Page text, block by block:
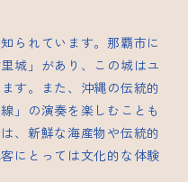
られています。那覇市に
城」があり、この城はユ
す。また、沖縄の伝統的
」の演奏を楽しむことも
、新鮮な海産物や伝統的
にとっては文化的な体験